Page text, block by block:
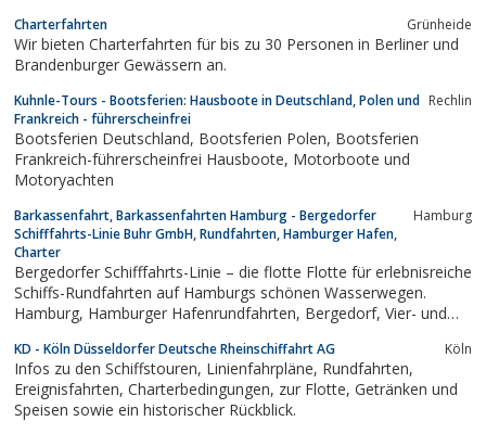
Kanäle des Dahme-Seengebietes im Süden von Berlin und
Potsdam, die schon von vielen...
Charterfahrten Grünheide
Wir bieten Charterfahrten für bis zu 30 Personen in Berliner und
Brandenburger Gewässern an.
Kuhnle-Tours - Bootsferien: Hausboote in Deutschland, Polen und
Frankreich - führerscheinfrei
Rechlin
Bootsferien Deutschland, Bootsferien Polen, Bootsferien
Frankreich-führerscheinfrei Hausboote, Motorboote und
Motoryachten
Barkassenfahrt, Barkassenfahrten Hamburg - Bergedorfer
Schifffahrts-Linie Buhr GmbH, Rundfahrten, Hamburger Hafen,
Charter
Hamburg
Bergedorfer Schifffahrts-Linie – die flotte Flotte für erlebnisreiche
Schiffs-Rundfahrten auf Hamburgs schönen Wasserwegen.
Hamburg, Hamburger Hafenrundfahrten, Bergedorf, Vier- und
Wilhelmsburger Dove
KD - Köln Düsseldorfer Deutsche Rheinschiffahrt AG Köln
Infos zu den Schiffstouren, Linienfahrpläne, Rundfahrten,
Ereignisfahrten, Charterbedingungen, zur Flotte, Getränken und
Speisen sowie ein historischer Rückblick.